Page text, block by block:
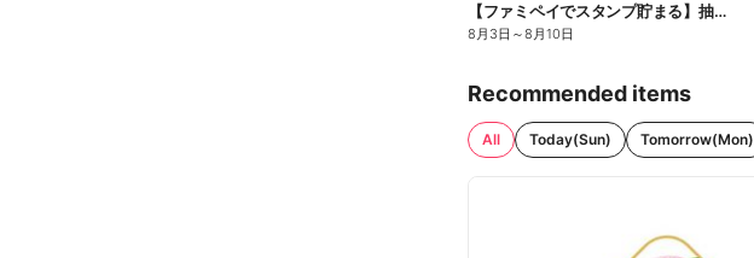
【ファミペイでスタンプ貯まる】抽選でペアチケットが当たる!
8月3日 ～8月10日
Recommended items
All Today(Sun) Tomorrow(Mon)